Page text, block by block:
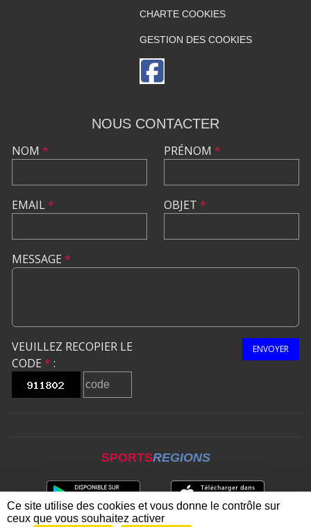
CHARTE COOKIES
GESTION DES COOKIES
NOUS CONTACTER
NOM *
EMAIL*
PRÉNOM *
OBJET *
MESSAGE *
VEUILLEZ RECOPIER LE
CODE * :
ENVOYER
SPORTSREGIONS
Ce site utilise des cookies et vous donne le contrôle sur
ceux que vous souhaitez activer